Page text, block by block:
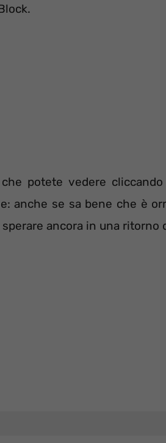
potete vedere cliccando
anche se sa bene che è
ancora in una ritorno